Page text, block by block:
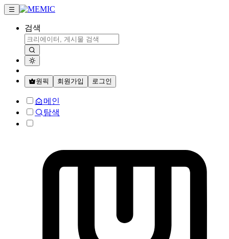
검색
원픽 회원가입 로그인
메인
탐색